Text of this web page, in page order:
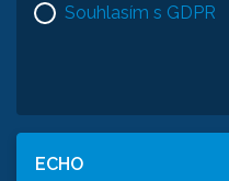
Souhlasím s GDPR
ECHO